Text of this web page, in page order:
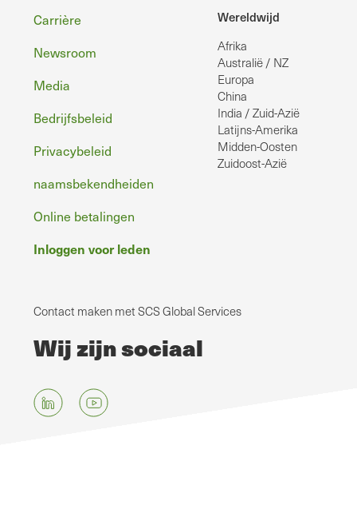
Wereldwijd
Afrika
Australië / NZ
Europa
China
India / Zuid-Azië
Latijns-Amerika
Midden-Oosten
Zuidoost-Azië
Voettekst
Carrière
Newsroom
Media
Bedrijfsbeleid
Privacybeleid
naamsbekendheiden
Online betalingen
Inloggen voor leden
Contact maken met SCS Global Services
Wij zijn sociaal